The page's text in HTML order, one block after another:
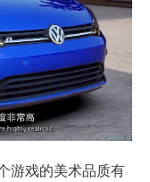
游戏的美术品质有